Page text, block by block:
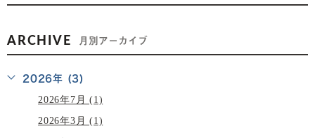
ARCHIVE 月別アーカイブ
2026年 (3)
2026年7月 (1)
2026年3月 (1)